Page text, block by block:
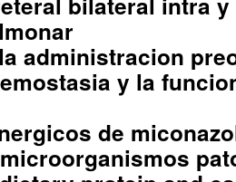
administracion
y la
de